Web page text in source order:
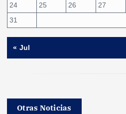
24
25 26 27
31
« Jul
Otras Noticias